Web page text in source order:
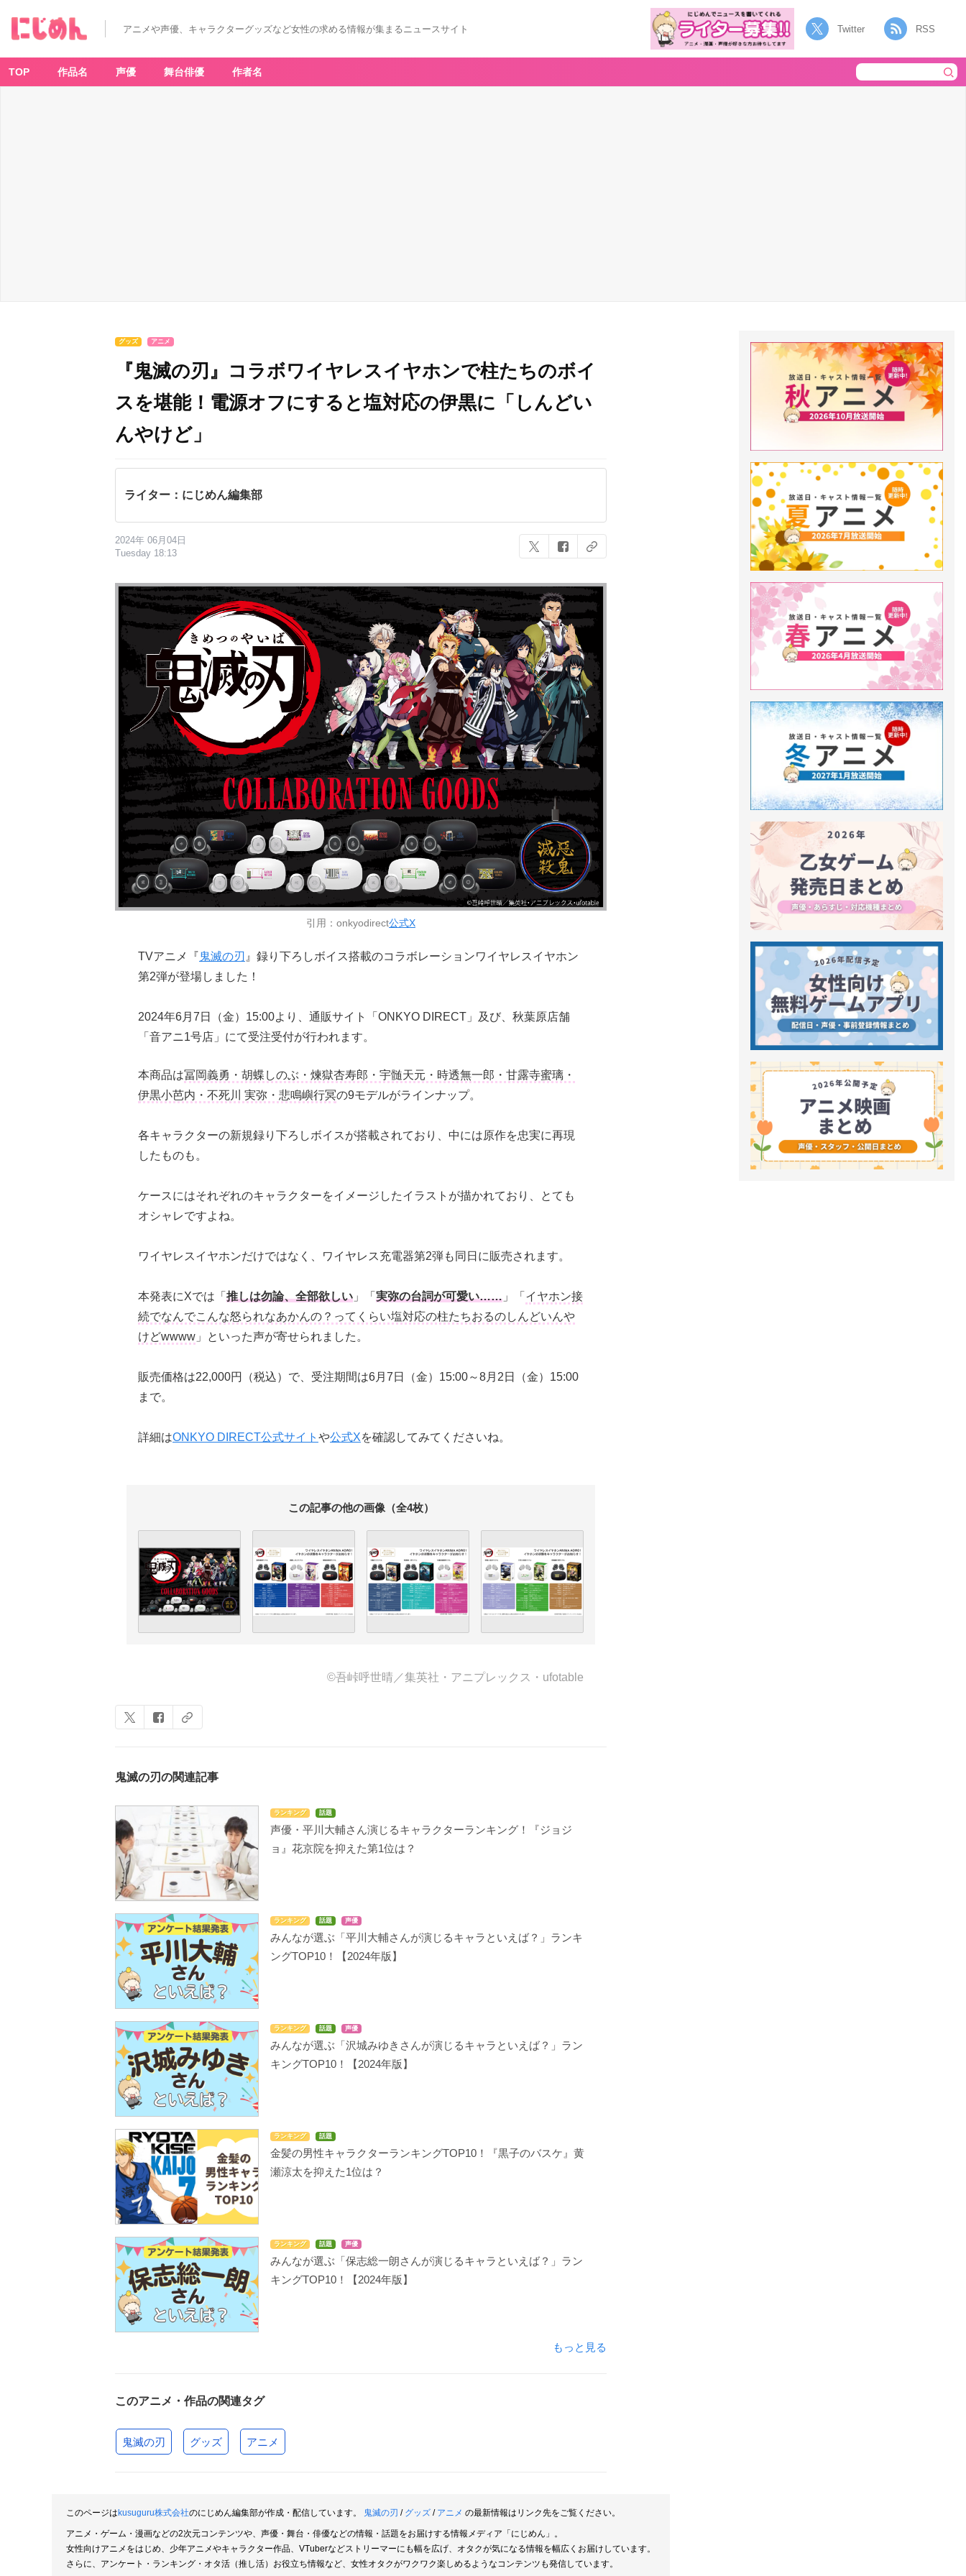
アニメや声優、キャラクターグッズなど女性の求める情報が集まるニュースサイト Twitter RSS
TOP 作品名 声優 舞台俳優 作者名
グッズ アニメ
『鬼滅の刃』コラボワイヤレスイヤホンで柱たちのボイ
スを堪能！電源オフにすると塩対応の伊黒に「しんどい
んやけど」
ライター：にじめん編集部
2024年 06月04日
Tuesday 18:13
引用：onkyodirect公式X
TVアニメ『鬼滅の刃 』録り下ろしボイス搭載のコラボレーションワイヤレスイヤホン
第2弾が登場しました！
2024年6月7日（金）15:00より、通販サイト「ONKYO DIRECT」及び、秋葉原店舗
「音アニ1号店」にて受注受付が行われます。
本商品は冨岡義勇・胡蝶しのぶ・煉獄杏寿郎・宇髄天元・時透無一郎・甘露寺蜜璃・
伊黒小芭内・不死川 実弥・悲鳴嶼行冥の9モデルがラインナップ。
各キャラクターの新規録り下ろしボイスが搭載されており、中には原作を忠実に再現
したものも。
ケースにはそれぞれのキャラクターをイメージしたイラストが描かれており、とても
オシャレですよね。
ワイヤレスイヤホンだけではなく、ワイヤレス充電器第2弾も同日に販売されます。
本発表にXでは「 推しは勿論、全部欲しい 」「 実弥の台詞が可愛い…… 」「 イヤホン接
続でなんでこんな怒られなあかんの？ってくらい塩対応の柱たちおるのしんどいんや
けどwwww 」といった声が寄せられました。
販売価格は22,000円（税込）で、受注期間は6月7日（金）15:00～8月2日（金）15:00
まで。
詳細はONKYO DIRECT公式サイト や公式Xを確認してみてくださいね。
この記事の他の画像（全4枚）
©吾峠呼世晴／集英社・アニプレックス・ufotable
鬼滅の刃の関連記事
ランキング 話題
声優・平川大輔さん演じるキャラクターランキング！『ジョジ
ョ』花京院を抑えた第1位は？
ランキング 話題 声優
みんなが選ぶ「平川大輔さんが演じるキャラといえば？」ランキ
ングTOP10！【2024年版】
ランキング 話題 声優
みんなが選ぶ「沢城みゆきさんが演じるキャラといえば？」ラン
キングTOP10！【2024年版】
ランキング 話題
金髪の男性キャラクターランキングTOP10！『黒子のバスケ』黄
瀬涼太を抑えた1位は？
ランキング 話題 声優
みんなが選ぶ「保志総一朗さんが演じるキャラといえば？」ラン
キングTOP10！【2024年版】
もっと見る
このアニメ・作品の関連タグ
鬼滅の刃 グッズ アニメ
このページは kusuguru株式会社のにじめん編集部が作成・配信しています。 鬼滅の刃 / グッズ / アニメ の最新情報はリンク先をご覧ください。
アニメ・ゲーム・漫画などの2次元コンテンツや、声優・舞台・俳優などの情報・話題をお届けする情報メディア「にじめん」。
女性向けアニメをはじめ、少年アニメやキャラクター作品、VTuberなどストリーマーにも幅を広げ、オタクが気になる情報を幅広くお届けしています。
さらに、アンケート・ランキング・オタ活（推し活）お役立ち情報など、女性オタクがワクワク楽しめるようなコンテンツも発信しています。